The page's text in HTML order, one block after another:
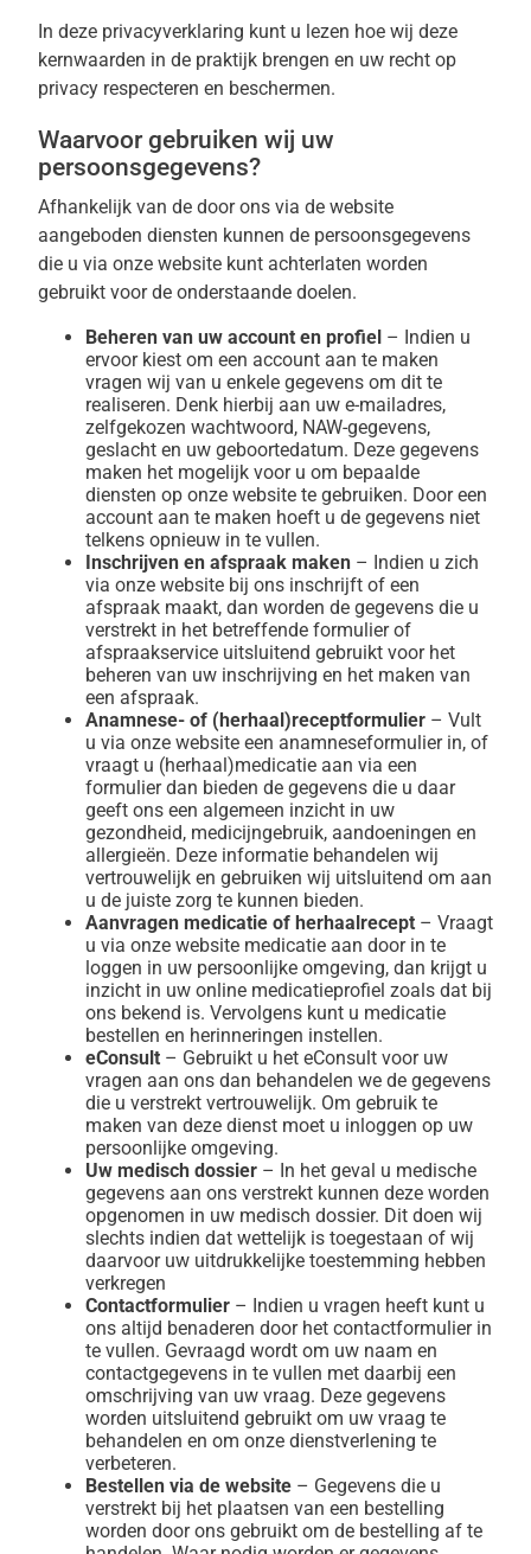
In deze privacyverklaring kunt u lezen hoe wij deze
kernwaarden in de praktijk brengen en uw recht op
privacy respecteren en beschermen.
Waarvoor gebruiken wij uw
persoonsgegevens?
Afhankelijk van de door ons via de website
aangeboden diensten kunnen de persoonsgegevens
die u via onze website kunt achterlaten worden
gebruikt voor de onderstaande doelen.
Beheren van uw account en profiel – Indien u
ervoor kiest om een account aan te maken
vragen wij van u enkele gegevens om dit te
realiseren. Denk hierbij aan uw e-mailadres,
zelfgekozen wachtwoord, NAW-gegevens,
geslacht en uw geboortedatum. Deze gegevens
maken het mogelijk voor u om bepaalde
diensten op onze website te gebruiken. Door een
account aan te maken hoeft u de gegevens niet
telkens opnieuw in te vullen.
Inschrijven en afspraak maken – Indien u zich
via onze website bij ons inschrijft of een
afspraak maakt, dan worden de gegevens die u
verstrekt in het betreffende formulier of
afspraakservice uitsluitend gebruikt voor het
beheren van uw inschrijving en het maken van
een afspraak.
Anamnese- of (herhaal)receptformulier – Vult
u via onze website een anamneseformulier in, of
vraagt u (herhaal)medicatie aan via een
formulier dan bieden de gegevens die u daar
geeft ons een algemeen inzicht in uw
gezondheid, medicijngebruik, aandoeningen en
allergieën. Deze informatie behandelen wij
vertrouwelijk en gebruiken wij uitsluitend om aan
u de juiste zorg te kunnen bieden.
Aanvragen medicatie of herhaalrecept – Vraagt
u via onze website medicatie aan door in te
loggen in uw persoonlijke omgeving, dan krijgt u
inzicht in uw online medicatieprofiel zoals dat bij
ons bekend is. Vervolgens kunt u medicatie
bestellen en herinneringen instellen.
eConsult – Gebruikt u het eConsult voor uw
vragen aan ons dan behandelen we de gegevens
die u verstrekt vertrouwelijk. Om gebruik te
maken van deze dienst moet u inloggen op uw
persoonlijke omgeving.
Uw medisch dossier – In het geval u medische
gegevens aan ons verstrekt kunnen deze worden
opgenomen in uw medisch dossier. Dit doen wij
slechts indien dat wettelijk is toegestaan of wij
daarvoor uw uitdrukkelijke toestemming hebben
verkregen
Contactformulier – Indien u vragen heeft kunt u
ons altijd benaderen door het contactformulier in
te vullen. Gevraagd wordt om uw naam en
contactgegevens in te vullen met daarbij een
omschrijving van uw vraag. Deze gegevens
worden uitsluitend gebruikt om uw vraag te
behandelen en om onze dienstverlening te
verbeteren.
Bestellen via de website – Gegevens die u
verstrekt bij het plaatsen van een bestelling
worden door ons gebruikt om de bestelling af te